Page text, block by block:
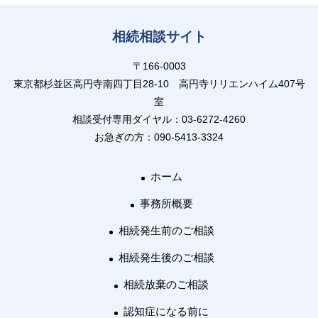
相続相談サイト
〒166-0003
東京都杉並区高円寺南四丁目28-10 高円寺リリエンハイム407号
室
相談受付専用ダイヤル：03-6272-4260
お急ぎの方：090-5413-3324
ホーム
事務所概要
相続発生前のご相談
相続発生後のご相談
相続放棄のご相談
認知症になる前に